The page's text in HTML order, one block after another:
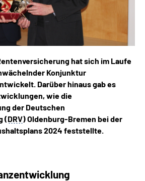
hat sich im Laufe
Konjunktur
Darüber hinaus gab es
wie die
der Deutschen
(DRV) Oldenburg-Bremen bei der
2024 feststellte.